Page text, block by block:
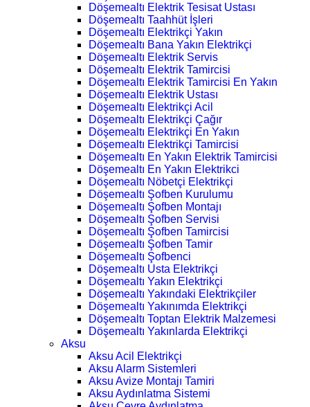
Döşemealtı Elektrik Tesisat Ustası
Döşemealtı Taahhüt İşleri
Döşemealtı Elektrikçi Yakın
Döşemealtı Bana Yakın Elektrikçi
Döşemealtı Elektrik Servis
Döşemealtı Elektrik Tamircisi
Döşemealtı Elektrik Tamircisi En Yakın
Döşemealtı Elektrik Ustası
Döşemealtı Elektrikçi Acil
Döşemealtı Elektrikçi Çağır
Döşemealtı Elektrikçi En Yakın
Döşemealtı Elektrikçi Tamircisi
Döşemealtı En Yakın Elektrik Tamircisi
Döşemealtı En Yakın Elektrikci
Döşemealtı Nöbetçi Elektrikçi
Döşemealtı Şofben Kurulumu
Döşemealtı Şofben Montajı
Döşemealtı Şofben Servisi
Döşemealtı Şofben Tamircisi
Döşemealtı Şofben Tamir
Döşemealtı Şofbenci
Döşemealtı Usta Elektrikçi
Döşemealtı Yakın Elektrikçi
Döşemealtı Yakındaki Elektrikçiler
Döşemealtı Yakınımda Elektrikçi
Döşemealtı Toptan Elektrik Malzemesi
Döşemealtı Yakınlarda Elektrikçi
Aksu
Aksu Acil Elektrikçi
Aksu Alarm Sistemleri
Aksu Avize Montajı Tamiri
Aksu Aydınlatma Sistemi